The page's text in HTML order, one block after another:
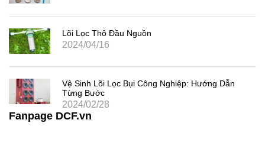
Lõi Lọc Thô Đầu Nguồn
2024/04/16
Vệ Sinh Lõi Lọc Bụi Công Nghiệp: Hướng Dẫn
Từng Bước
2024/02/28
Fanpage DCF.vn